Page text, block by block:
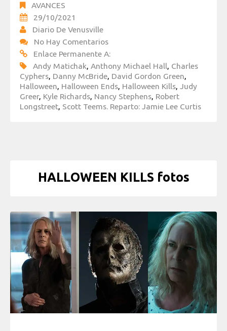
AVANCES
29/10/2021
Diario De Venusville
No Hay Comentarios
Enlace Permanente A:
Andy Matichak, Anthony Michael Hall, Charles
Cyphers, Danny McBride, David Gordon Green,
Halloween, Halloween Ends, Halloween Kills, Judy
Greer, Kyle Richards, Nancy Stephens, Robert
Longstreet, Scott Teems. Reparto: Jamie Lee Curtis
HALLOWEEN KILLS fotos